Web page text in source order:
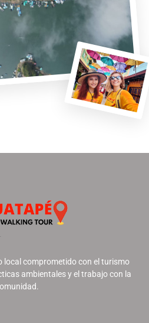
local comprometido con el turismo
ambientales y el trabajo con la